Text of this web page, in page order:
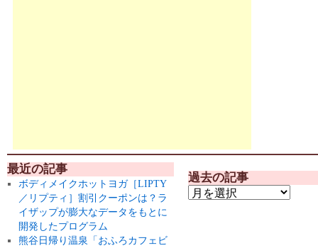
最近の記事
ボディメイクホットヨガ［LIPTY
／リプティ］割引クーポンは？ラ
イザップが膨大なデータをもとに
開発したプログラム
熊谷日帰り温泉「おふろカフェビ
過去の記事